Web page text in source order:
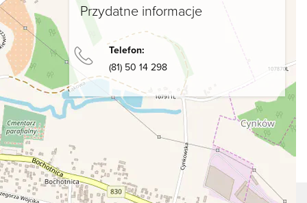
Przydatne informacje
Telefon:
(81) 50 14 298